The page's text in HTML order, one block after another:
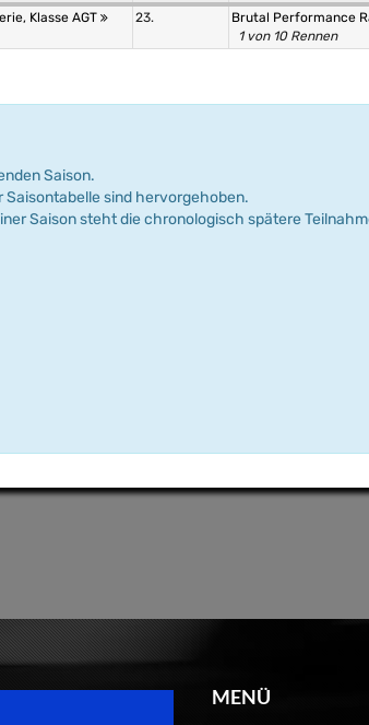
Klasse AGT 23. Brutal Performance
1 von 10 Rennen
Saison.
Saisontabelle sind hervorgehoben.
Saison steht die chronologisch spätere
MENÜ